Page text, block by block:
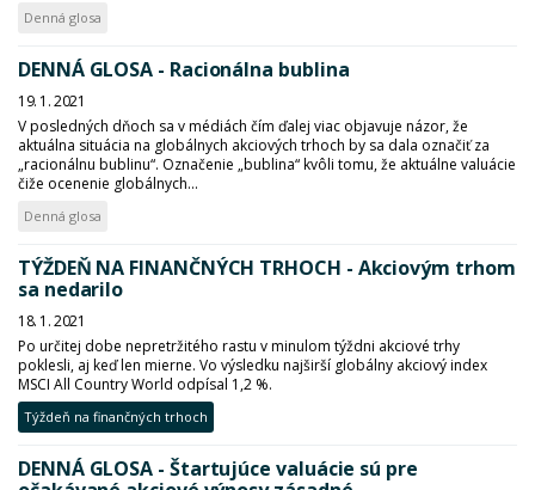
Denná glosa
DENNÁ GLOSA - Racionálna bublina
19. 1. 2021
V posledných dňoch sa v médiách čím ďalej viac objavuje názor, že
aktuálna situácia na globálnych akciových trhoch by sa dala označiť za
„racionálnu bublinu“. Označenie „bublina“ kvôli tomu, že aktuálne valuácie
čiže ocenenie globálnych...
Denná glosa
TÝŽDEŇ NA FINANČNÝCH TRHOCH - Akciovým trhom
sa nedarilo
18. 1. 2021
Po určitej dobe nepretržitého rastu v minulom týždni akciové trhy
poklesli, aj keď len mierne. Vo výsledku najširší globálny akciový index
MSCI All Country World odpísal 1,2 %.
Týždeň na finančných trhoch
DENNÁ GLOSA - Štartujúce valuácie sú pre